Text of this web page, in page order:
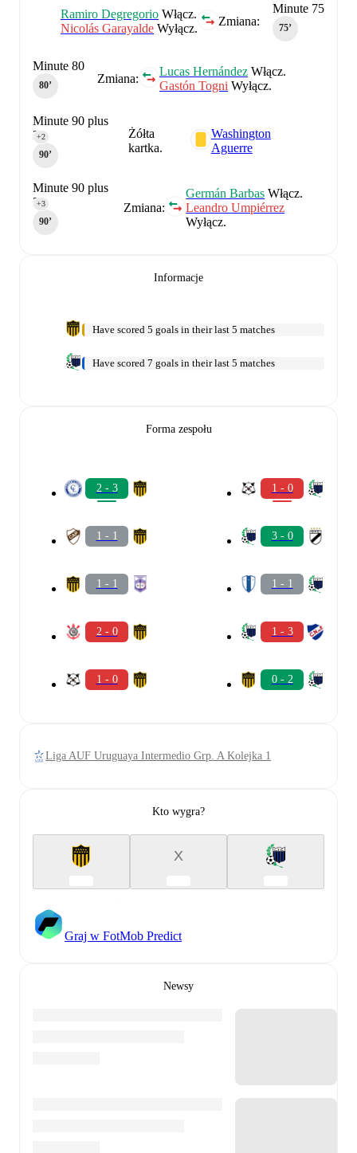
Minute 75
75‎’‎
Zmiana:
Ramiro Degregorio Włącz.
Nicolás Garayalde Wyłącz.
Zmiana:
Lucas Hernández Włącz.
Gastón Togni Wyłącz.
Minute 80
80‎’‎
Żółta
kartka.
Washington
Aguerre
Minute 90 plus
2
90‎’‎
+2
Zmiana:
Germán Barbas Włącz.
Leandro Umpiérrez
Wyłącz.
Minute 90 plus
3
90‎’‎
+3
Informacje
Have scored 5 goals in their last 5 matches
Have scored 7 goals in their last 5 matches
Forma zespołu
2 - 3
1 - 1
1 - 1
2 - 0
1 - 0
1 - 0
3 - 0
1 - 1
1 - 3
0 - 2
Liga AUF Uruguaya Intermedio Grp. A Kolejka 1
Kto wygra?
X
Graj w FotMob Predict
Newsy